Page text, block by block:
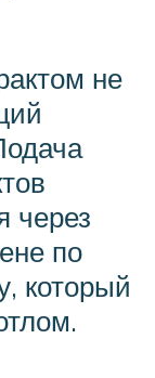
не
через
по
который